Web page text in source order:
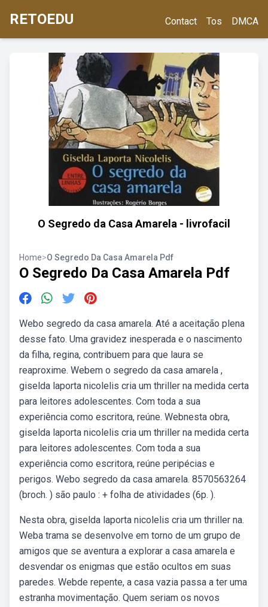
RETOEDU Contact Tos DMCA
O Segredo da Casa Amarela - livrofacil
Home>O Segredo Da Casa Amarela Pdf
O Segredo Da Casa Amarela Pdf
Webo segredo da casa amarela. Até a aceitação plena
desse fato. Uma gravidez inesperada e o nascimento
da filha, regina, contribuem para que laura se
reaproxime. Webem o segredo da casa amarela ,
giselda laporta nicolelis cria um thriller na medida certa
para leitores adolescentes. Com toda a sua
experiência como escritora, reúne. Webnesta obra,
giselda laporta nicolelis cria um thriller na medida certa
para leitores adolescentes. Com toda a sua
experiência como escritora, reúne peripécias e
perigos. Webo segredo da casa amarela. 8570563264
(broch. ) são paulo : + folha de atividades (6p. ).
Nesta obra, giselda laporta nicolelis cria um thriller na.
Weba trama se desenvolve em torno de um grupo de
amigos que se aventura a explorar a casa amarela e
desvendar os enigmas que estão ocultos em suas
paredes. Webde repente, a casa vazia passa a ter uma
estranha movimentação. Quem seriam os novos